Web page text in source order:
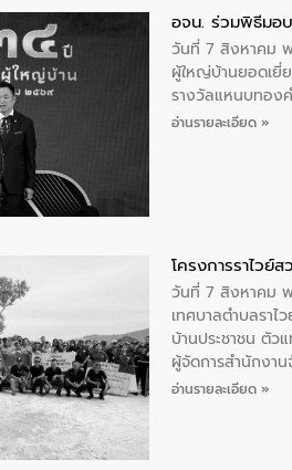
อจน. ร่วมพิธีมอ
วันที่ 7 สิงหาคม
ผู้ใหญ่บ้านยอดเยี่
รางวัลแหนบทอง
อ่านรายละเอียด »
โครงการราไวย์ส
วันที่ 7 สิงหาคม พ
เทศบาลตำบลราไ
บ้านประชาชน ตัว
ผู้จัดการสำนักงา
บริเวณแหลมพรห
อ่านรายละเอียด »